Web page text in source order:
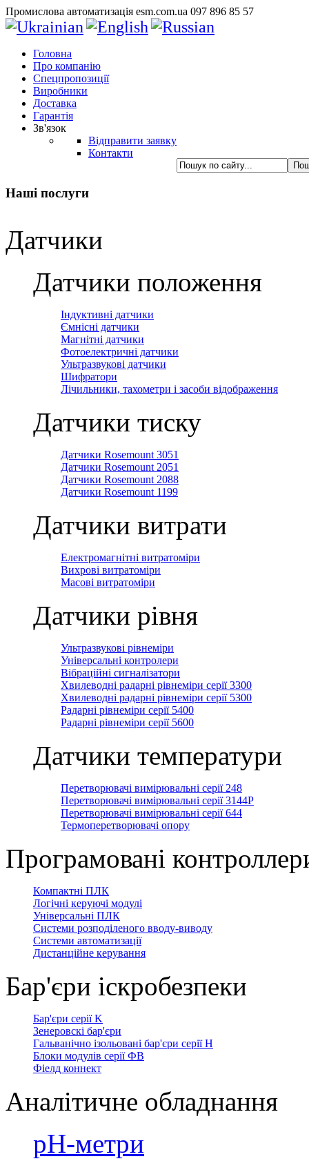
Промислова автоматизація esm.com.ua 097 896 85 57
Головна
Про компанію
Спецпропозиції
Виробники
Доставка
Гарантія
Зв'язок
Відправити заявку
Контакти
Наші послуги
Датчики
Датчики положення
Індуктивні датчики
Ємнісні датчики
Магнітні датчики
Фотоелектричні датчики
Ультразвукові датчики
Шифратори
Лічильники, тахометри і засоби відображення
Датчики тиску
Датчики Rosemount 3051
Датчики Rosemount 2051
Датчики Rosemount 2088
Датчики Rosemount 1199
Датчики витрати
Електромагнітні витратоміри
Вихрові витратоміри
Масові витратоміри
Датчики рівня
Ультразвукові рівнеміри
Універсальні контролери
Вібраційні сигналізатори
Хвилеводні радарні рівнеміри серії 3300
Хвилеводні радарні рівнеміри серії 5300
Радарні рівнеміри серії 5400
Радарні рівнеміри серії 5600
Датчики температури
Перетворювачі вимірювальні серії 248
Перетворювачі вимірювальні серії 3144Р
Перетворювачі вимірювальні серії 644
Термоперетворювачі опору
Програмовані
Компактні ПЛК
Логічні керуючі модулі
Універсальні ПЛК
Системи розподіленого вводу-виводу
Системи автоматизації
Дистанційне керування
Бар'єри іскробезпеки
Бар'єри серії K
Зенеровскі бар'єри
Гальванічно ізольовані бар'єри серії H
Блоки модулів серії ФВ
Фіелд коннект
Аналітичне обладнання
рН-метри